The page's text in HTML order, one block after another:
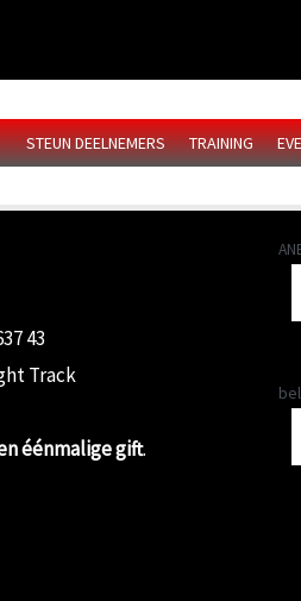
STEUN DEELNEMERS TRAINING
43
Track
éénmalige gift.